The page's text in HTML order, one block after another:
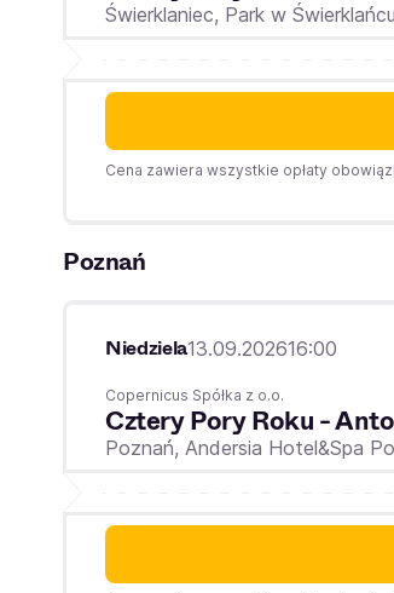
Świerklaniec, Park w
Cena zawiera wszystkie opłaty
Poznań
Niedziela13.09.202616:00
Copernicus Spółka z o.o.
Cztery Pory Roku -
Poznań, Andersia Hotel&Spa